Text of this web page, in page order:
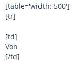
[table='width: 500']
[tr]
[td]
Von
[/td]